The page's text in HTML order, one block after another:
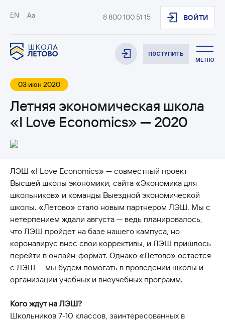
EN Aa 8 800 100 51 15 ВОЙТИ
ПОСТУПИТЬ
МЕНЮ
03 июн 2020
Летняя экономическая школа
«I Love Economics» — 2020
ЛЭШ «I Love Economics» — совместный проект
Высшей школы экономики, сайта «Экономика для
школьников» и команды Выездной экономической
школы. «Летово» стало новым партнером ЛЭШ. Мы с
нетерпением ждали августа — ведь планировалось,
что ЛЭШ пройдет на базе нашего кампуса, но
коронавирус внес свои коррективы, и ЛЭШ пришлось
перейти в онлайн-формат. Однако «Летово» остается
с ЛЭШ — мы будем помогать в проведении школы и
организации учебных и внеучебных программ.
Кого ждут на ЛЭШ?
Школьников 7-10 классов, заинтересованных в